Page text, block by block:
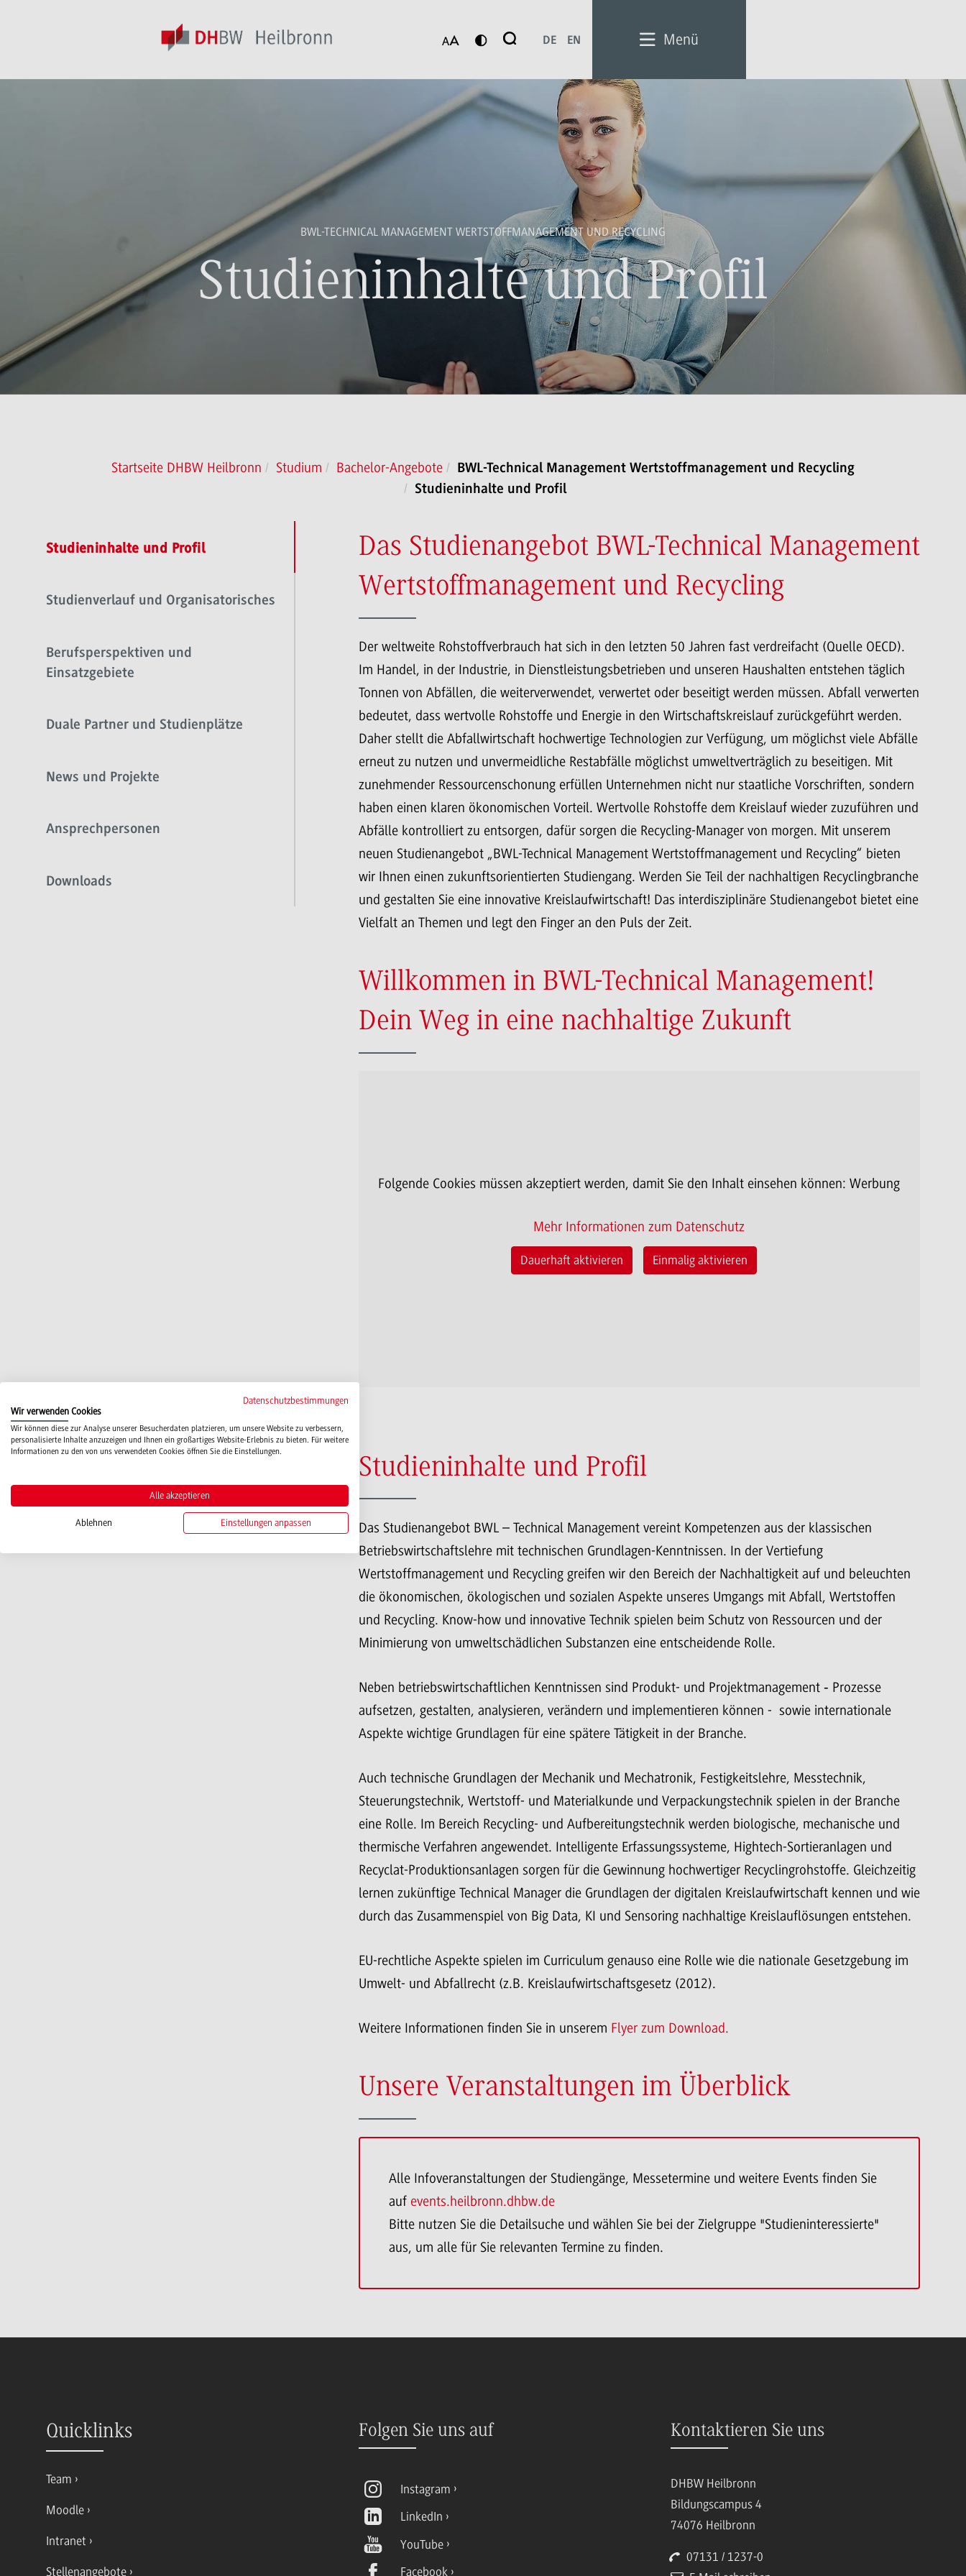
Suche
DE EN Menü
BWL-TECHNICAL MANAGEMENT WERTSTOFFMANAGEMENT UND RECYCLING
Studieninhalte und Profil
Startseite DHBW Heilbronn Studium Bachelor-Angebote
BWL-Technical Management Wertstoffmanagement und Recycling
Studieninhalte und Profil
Studieninhalte und Profil
Studienverlauf und Organisatorisches
Berufsperspektiven und
Einsatzgebiete
Duale Partner und Studienplätze
News und Projekte
Ansprechpersonen
Downloads
Das Studienangebot BWL-Technical Management
Wertstoffmanagement und Recycling
Der weltweite Rohstoffverbrauch hat sich in den letzten 50 Jahren fast verdreifacht (Quelle OECD).
Im Handel, in der Industrie, in Dienstleistungsbetrieben und unseren Haushalten entstehen täglich
Tonnen von Abfällen, die weiterverwendet, verwertet oder beseitigt werden müssen. Abfall verwerten
bedeutet, dass wertvolle Rohstoffe und Energie in den Wirtschaftskreislauf zurückgeführt werden.
Daher stellt die Abfallwirtschaft hochwertige Technologien zur Verfügung, um möglichst viele Abfälle
erneut zu nutzen und unvermeidliche Restabfälle möglichst umweltverträglich zu beseitigen. Mit
zunehmender Ressourcenschonung erfüllen Unternehmen nicht nur staatliche Vorschriften, sondern
haben einen klaren ökonomischen Vorteil. Wertvolle Rohstoffe dem Kreislauf wieder zuzuführen und
Abfälle kontrolliert zu entsorgen, dafür sorgen die Recycling-Manager von morgen. Mit unserem
neuen Studienangebot „BWL-Technical Management Wertstoffmanagement und Recycling“ bieten
wir Ihnen einen zukunftsorientierten Studiengang. Werden Sie Teil der nachhaltigen Recyclingbranche
und gestalten Sie eine innovative Kreislaufwirtschaft! Das interdisziplinäre Studienangebot bietet eine
Vielfalt an Themen und legt den Finger an den Puls der Zeit.
Willkommen in BWL-Technical Management!
Dein Weg in eine nachhaltige Zukunft
Folgende Cookies müssen akzeptiert werden, damit Sie den Inhalt einsehen können:Werbung
Mehr Informationen zum Datenschutz
Dauerhaft aktivieren Einmalig aktivieren
Studieninhalte und Profil
Das Studienangebot BWL – Technical Management vereint Kompetenzen aus der klassischen
Betriebswirtschaftslehre mit technischen Grundlagen-Kenntnissen. In der Vertiefung
Wertstoffmanagement und Recycling greifen wir den Bereich der Nachhaltigkeit auf und beleuchten
die ökonomischen, ökologischen und sozialen Aspekte unseres Umgangs mit Abfall, Wertstoffen
und Recycling. Know-how und innovative Technik spielen beim Schutz von Ressourcen und der
Minimierung von umweltschädlichen Substanzen eine entscheidende Rolle.
Neben betriebswirtschaftlichen Kenntnissen sind Produkt- und Projektmanagement ‐ Prozesse
aufsetzen, gestalten, analysieren, verändern und implementieren können - sowie internationale
Aspekte wichtige Grundlagen für eine spätere Tätigkeit in der Branche.
Auch technische Grundlagen der Mechanik und Mechatronik, Festigkeitslehre, Messtechnik,
Steuerungstechnik, Wertstoff- und Materialkunde und Verpackungstechnik spielen in der Branche
eine Rolle. Im Bereich Recycling- und Aufbereitungstechnik werden biologische, mechanische und
thermische Verfahren angewendet. Intelligente Erfassungssysteme, Hightech-Sortieranlagen und
Recyclat-Produktionsanlagen sorgen für die Gewinnung hochwertiger Recyclingrohstoffe. Gleichzeitig
lernen zukünftige Technical Manager die Grundlagen der digitalen Kreislaufwirtschaft kennen und wie
durch das Zusammenspiel von Big Data, KI und Sensoring nachhaltige Kreislauflösungen entstehen.
EU-rechtliche Aspekte spielen im Curriculum genauso eine Rolle wie die nationale Gesetzgebung im
Umwelt- und Abfallrecht (z.B. Kreislaufwirtschaftsgesetz (2012).
Weitere Informationen finden Sie in unserem Flyer zum Download.
Unsere Veranstaltungen im Überblick
Alle Infoveranstaltungen der Studiengänge, Messetermine und weitere Events finden Sie
auf events.heilbronn.dhbw.de
Bitte nutzen Sie die Detailsuche und wählen Sie bei der Zielgruppe "Studieninteressierte"
aus, um alle für Sie relevanten Termine zu finden.
Quicklinks
Team
Moodle
Intranet
Stellenangebote
Folgen Sie uns auf
Instagram
LinkedIn
YouTube
Facebook
Kontaktieren Sie uns
DHBW Heilbronn
Bildungscampus 4
74076 Heilbronn
07131 / 1237-0
Datenschutzbestimmungen
Wir verwenden Cookies
Wir können diese zur Analyse unserer Besucherdaten platzieren, um unsere Website zu verbessern,
personalisierte Inhalte anzuzeigen und Ihnen ein großartiges Website-Erlebnis zu bieten. Für weitere
Informationen zu den von uns verwendeten Cookies öffnen Sie die Einstellungen.
Alle akzeptieren
Ablehnen Einstellungen anpassen